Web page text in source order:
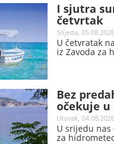
I sjutra
četvrtak
Srijeda,
U četvratak
iz Zavoda za
Bez
očekuje u
Utorak,
U srijedu nas
za